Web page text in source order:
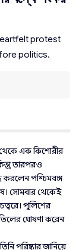
protest
politics.
এক কিশোরীর
তারপরও
করলেন পশ্চিমবঙ্গ
সোমবার থেকেই
পুলিশের
ঘোষণা করেন
পরিষ্কার জানিয়ে